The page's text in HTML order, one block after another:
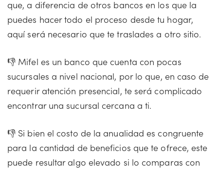
que, a diferencia de otros bancos en los que la
puedes hacer todo el proceso desde tu hogar,
aquí será necesario que te traslades a otro sitio.
👎 Mifel es un banco que cuenta con pocas
sucursales a nivel nacional, por lo que, en caso de
requerir atención presencial, te será complicado
encontrar una sucursal cercana a ti.
👎 Si bien el costo de la anualidad es congruente
para la cantidad de beneficios que te ofrece, este
puede resultar algo elevado si lo comparas con